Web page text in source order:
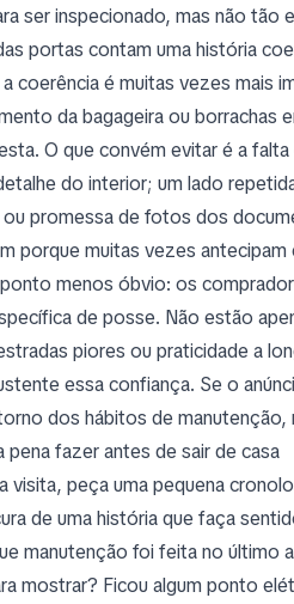
ser inspecionado, mas não
portas contam uma história
coerência é muitas vezes mais
da bagageira ou borrachas
O que convém evitar é a
do interior; um lado
promessa de fotos dos
porque muitas vezes
menos óbvio: os
de posse. Não estão
piores ou praticidade a
essa confiança. Se o
dos hábitos de
pena fazer antes de sair de casa
visita, peça uma pequena
de uma história que faça
manutenção foi feita no
mostrar? Ficou algum ponto